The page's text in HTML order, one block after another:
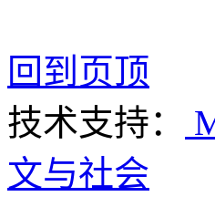
回到页顶
技术支持：
文与社会